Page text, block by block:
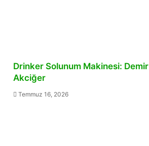
Drinker Solunum Makinesi: Demir
Akciğer
Temmuz 16, 2026